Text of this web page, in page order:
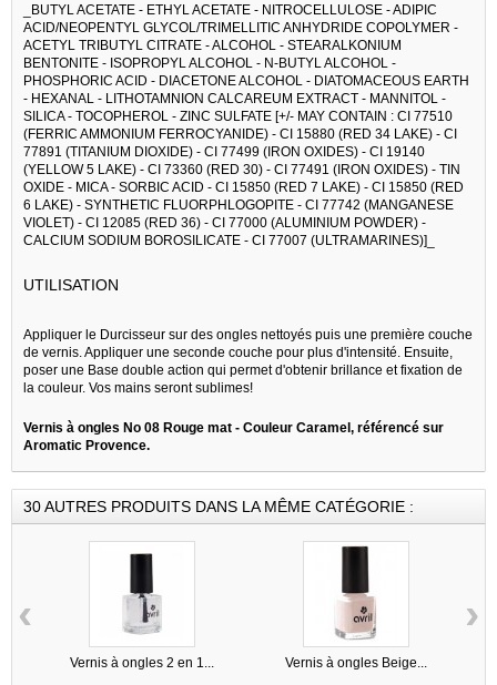
_BUTYL ACETATE - ETHYL ACETATE - NITROCELLULOSE - ADIPIC
ACID/NEOPENTYL GLYCOL/TRIMELLITIC ANHYDRIDE COPOLYMER -
ACETYL TRIBUTYL CITRATE - ALCOHOL - STEARALKONIUM
BENTONITE - ISOPROPYL ALCOHOL - N-BUTYL ALCOHOL -
PHOSPHORIC ACID - DIACETONE ALCOHOL - DIATOMACEOUS EARTH
- HEXANAL - LITHOTAMNION CALCAREUM EXTRACT - MANNITOL -
SILICA - TOCOPHEROL - ZINC SULFATE [+/- MAY CONTAIN : CI 77510
(FERRIC AMMONIUM FERROCYANIDE) - CI 15880 (RED 34 LAKE) - CI
77891 (TITANIUM DIOXIDE) - CI 77499 (IRON OXIDES) - CI 19140
(YELLOW 5 LAKE) - CI 73360 (RED 30) - CI 77491 (IRON OXIDES) - TIN
OXIDE - MICA - SORBIC ACID - CI 15850 (RED 7 LAKE) - CI 15850 (RED
6 LAKE) - SYNTHETIC FLUORPHLOGOPITE - CI 77742 (MANGANESE
VIOLET) - CI 12085 (RED 36) - CI 77000 (ALUMINIUM POWDER) -
CALCIUM SODIUM BOROSILICATE - CI 77007 (ULTRAMARINES)]_
UTILISATION
Appliquer le Durcisseur sur des ongles nettoyés puis une première couche
de vernis. Appliquer une seconde couche pour plus d'intensité. Ensuite,
poser une Base double action qui permet d'obtenir brillance et fixation de
la couleur. Vos mains seront sublimes!
Vernis à ongles No 08 Rouge mat - Couleur Caramel, référencé sur
Aromatic Provence.
30 AUTRES PRODUITS DANS LA MÊME CATÉGORIE :
Vernis à ongles 2 en 1... Vernis à ongles Beige...
‹ ›